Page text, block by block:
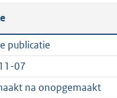
a
n
d
s
g
a
n
d
s
publicatie
07
na onopgemaakt